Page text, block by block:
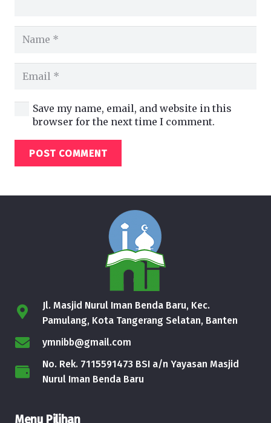
Save my name, email, and website in this
browser for the next time I comment.
POST COMMENT
Jl. Masjid Nurul Iman Benda Baru, Kec.
Pamulang, Kota Tangerang Selatan, Banten
ymnibb@gmail.com
No. Rek. 7115591473 BSI a/n Yayasan Masjid
Nurul Iman Benda Baru
Menu Pilihan